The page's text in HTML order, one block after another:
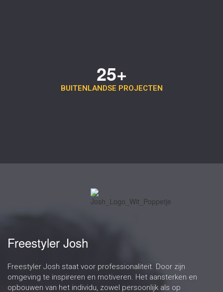
25+
BUITENLANDSE PROJECTEN
Freestyler Josh
Freestyler Josh staat voor professionaliteit. Door zijn
omgeving te inspireren en motiveren. Het aansterken en
opbouwen van het individu, zowel persoonlijk als op